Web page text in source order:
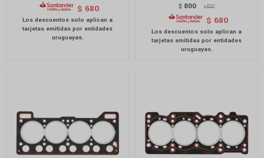
$ 680 $ 800 $820
$ 680